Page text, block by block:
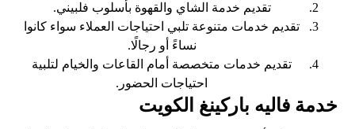
تقديم خدمة الشاي والقهوة بأسلوب فلبيني.
تقديم خدمات متنوعة تلبي احتياجات العملاء سواء كانوا
نساءً أو رجالًا.
تقديم خدمات متخصصة أمام القاعات والخيام لتلبية
احتياجات الحضور.
خدمة فاليه باركينغ الكويت